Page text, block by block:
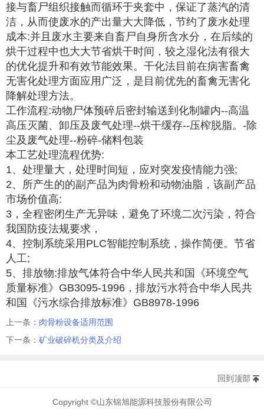
接与畜尸组织接触而循环于夹套中，保证了蒸汽的清
洁，从而使废水的产出量大大降低，节约了废水处理
成本:并且废水主要来自畜尸自身所含水分，在后续的
烘干过程中也大大节省烘干时间，较之湿化法有很大
的优化提升和有效节能效果。干化法目前在病害畜禽
无害化处理方面应用广泛，是目前优先的畜禽无害化
降解处理方法。
工作流程:动物尸体预碎后密封输送到化制罐内--高温
高压灭菌、卸压及废气处理--烘干缓存--压榨脱脂。-除
尘及废气处理--粉碎-储料包装
本工艺处理流程优势:
1、处理量大，处理时间短，应对突发疫情能力强;
2、所产生的的副产品为肉骨粉和动物油脂，该副产品
市场价值高:
3，全程密闭生产无异味，避免了环境二次污染，符合
我国防疫法规要求，
4、控制系统采用PLC智能控制系统，操作简便。节省
人工;
5、排放物:排放气体符合中华人民共和国《环境空气
质量标准》GB3095-1996，排放污水符合中华人民共
和国《污水综合排放标准》GB8978-1996
上一条： 肉骨粉设备适用范围
下一条： 矿业破碎机分类及介绍
回到顶部
Copyright ©山东锦旭能源科技股份有限公司